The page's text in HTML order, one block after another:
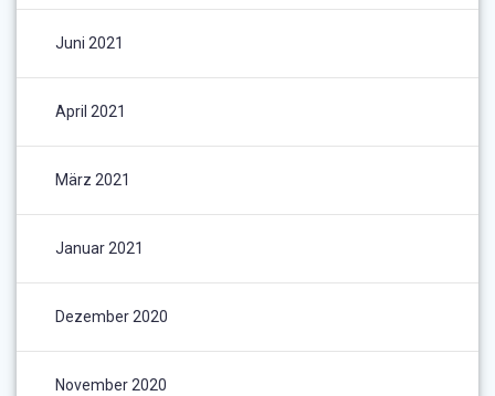
Juni 2021
April 2021
März 2021
Januar 2021
Dezember 2020
November 2020